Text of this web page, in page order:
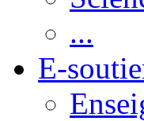
...
E-